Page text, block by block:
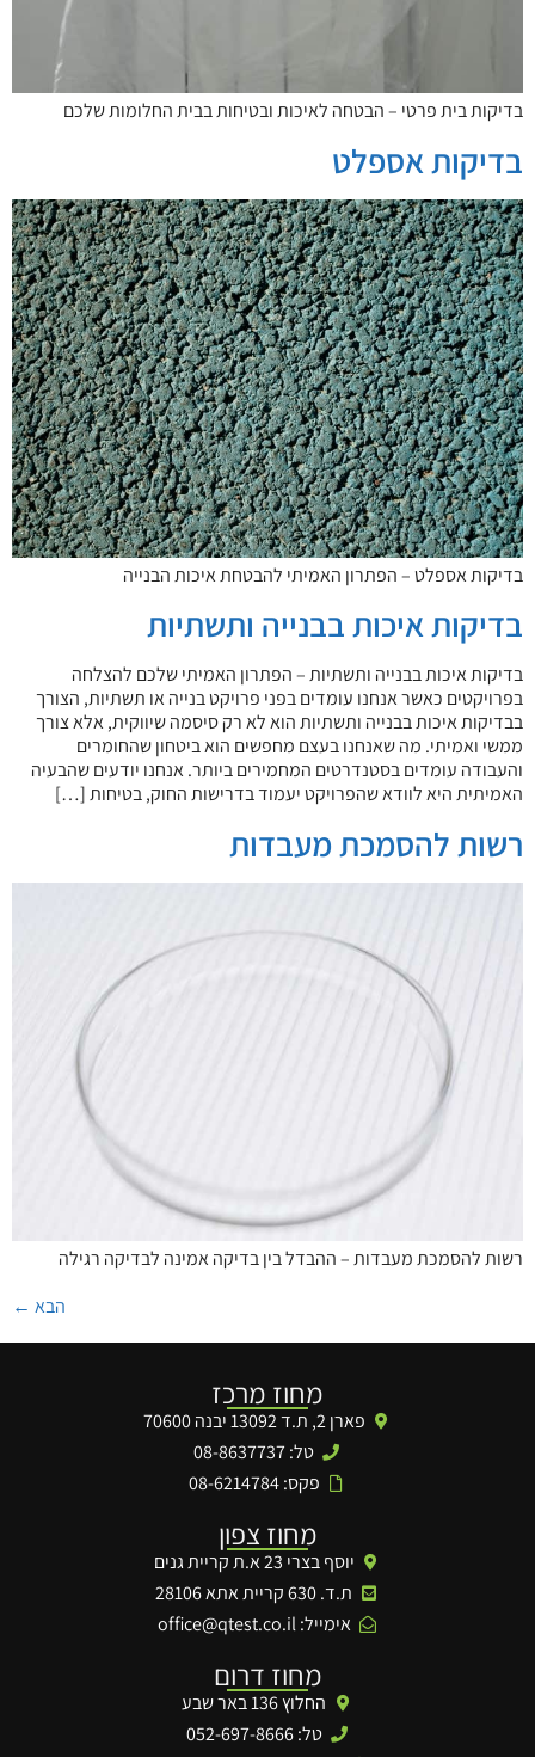
בדיקות בית פרטי – הבטחה לאיכות ובטיחות בבית החלומות שלכם
בדיקות אספלט
בדיקות אספלט – הפתרון האמיתי להבטחת איכות הבנייה
בדיקות איכות בבנייה ותשתיות
בדיקות איכות בבנייה ותשתיות – הפתרון האמיתי שלכם להצלחה
בפרויקטים כאשר אנחנו עומדים בפני פרויקט בנייה או תשתיות, הצורך
בבדיקות איכות בבנייה ותשתיות הוא לא רק סיסמה שיווקית, אלא צורך
ממשי ואמיתי. מה שאנחנו בעצם מחפשים הוא ביטחון שהחומרים
והעבודה עומדים בסטנדרטים המחמירים ביותר. אנחנו יודעים שהבעיה
האמיתית היא לוודא שהפרויקט יעמוד בדרישות החוק, בטיחות […]
רשות להסמכת מעבדות
רשות להסמכת מעבדות – ההבדל בין בדיקה אמינה לבדיקה רגילה
הבא ←
מחוז מרכז
פארן 2, ת.ד 13092 יבנה 70600
טל: 08-8637737
פקס: 08-6214784
מחוז צפון
יוסף בצרי 23 א.ת קריית גנים
ת.ד. 630 קריית אתא 28106
אימייל:office@qtest.co.il
מחוז דרום
החלוץ 136 באר שבע
טל: 052-697-8666